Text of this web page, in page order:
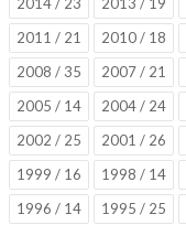
2011 / 21
2010 / 18
2008 / 35
2007 / 21
2005 / 14
2004 / 24
2002 / 25
2001 / 26
1999 / 16
1998 / 14
1996 / 14
1995 / 25